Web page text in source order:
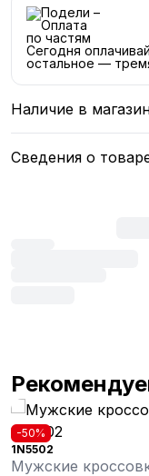
Сегодня
остальное —
Наличие в
Сведения о
кроссовки